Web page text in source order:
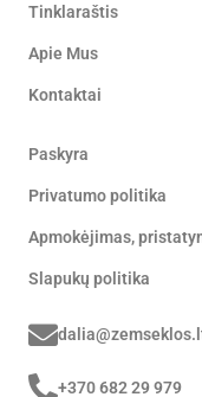
Tinklaraštis
Apie Mus
Kontaktai
Paskyra
Privatumo politika
Apmokėjimas,
Slapukų politika
+370 682 29 979